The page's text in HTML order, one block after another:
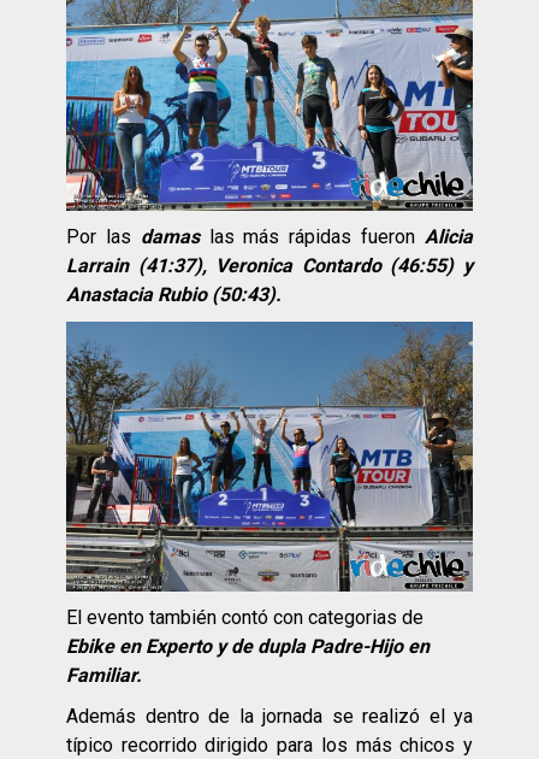
Por las damas las más rápidas fueron Alicia
Larrain (41:37), Veronica Contardo (46:55) y
Anastacia Rubio (50:43).
El evento también contó con categorias de
Ebike en Experto y de dupla Padre-Hijo en
Familiar.
Además dentro de la jornada se realizó el ya
típico recorrido dirigido para los más chicos y